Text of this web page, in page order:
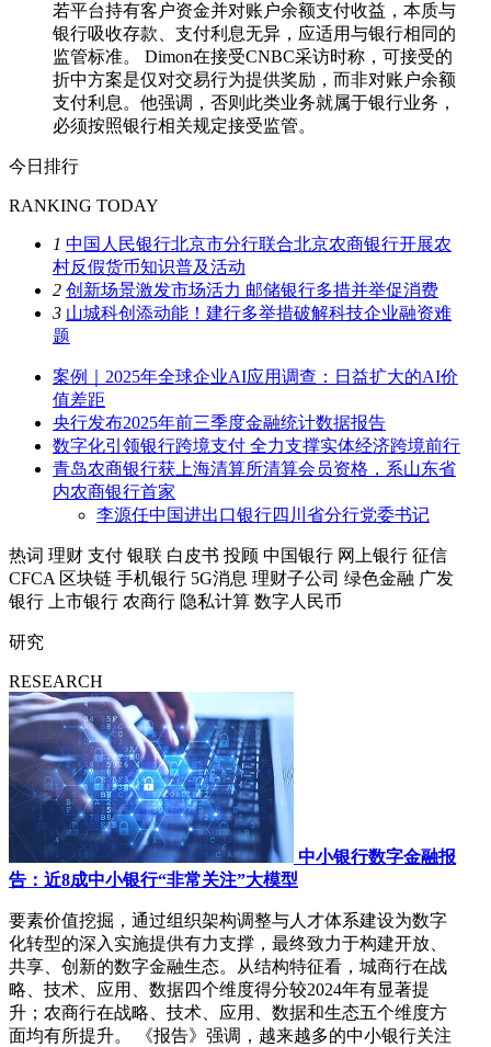
若平台持有客户资金并对账户余额支付收益，本质与
银行吸收存款、支付利息无异，应适用与银行相同的
监管标准。 Dimon在接受CNBC采访时称，可接受的
折中方案是仅对交易行为提供奖励，而非对账户余额
支付利息。他强调，否则此类业务就属于银行业务，
必须按照银行相关规定接受监管。
今日排行
RANKING TODAY
1 中国人民银行北京市分行联合北京农商银行开展农
村反假货币知识普及活动
2 创新场景激发市场活力 邮储银行多措并举促消费
3 山城科创添动能！建行多举措破解科技企业融资难
题
案例｜2025年全球企业AI应用调查：日益扩大的AI价
值差距
央行发布2025年前三季度金融统计数据报告
数字化引领银行跨境支付 全力支撑实体经济跨境前行
青岛农商银行获上海清算所清算会员资格，系山东省
内农商银行首家
李源任中国进出口银行四川省分行党委书记
热词 理财 支付 银联 白皮书 投顾 中国银行 网上银行 征信
CFCA 区块链 手机银行 5G消息 理财子公司 绿色金融 广发
银行
上市银行 农商行 隐私计算 数字人民币
研究
RESEARCH
中小银行数字金融报
告：近8成中小银行“非常关注”大模型
要素价值挖掘，通过组织架构调整与人才体系建设为数字
化转型的深入实施提供有力支撑，最终致力于构建开放、
共享、创新的数字金融生态。从结构特征看，城商行在战
略、技术、应用、数据四个维度得分较2024年有显著提
升；农商行在战略、技术、应用、数据和生态五个维度方
面均有所提升。 《报告》强调，越来越多的中小银行关注